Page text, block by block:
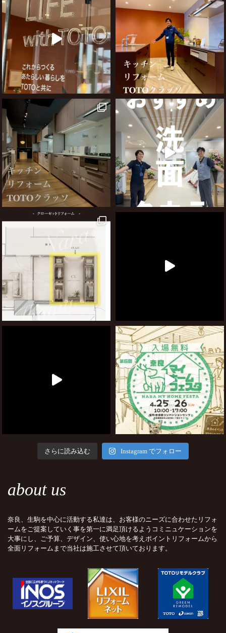
さらに読み込む Instagram でフォロー
about us
奈良、生駒を中心に活動する私達は、お客様のニーズに合わせたリフォ
ームをご提案していく事を第一に満足頂けるようコミニュケーションを
大事にし、ご予算、デザイン、使い心地を考えポイントリフォームから
全面リフォームまで当社は施工させて頂いております。